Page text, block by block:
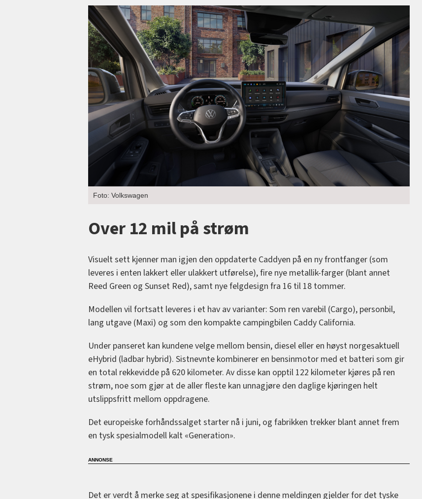
Foto: Volkswagen
Over 12 mil på strøm
Visuelt sett kjenner man igjen den oppdaterte Caddyen på en ny frontfanger (som
leveres i enten lakkert eller ulakkert utførelse), fire nye metallik-farger (blant annet
Reed Green og Sunset Red), samt nye felgdesign fra 16 til 18 tommer.
Modellen vil fortsatt leveres i et hav av varianter: Som ren varebil (Cargo), personbil,
lang utgave (Maxi) og som den kompakte campingbilen Caddy California.
Under panseret kan kundene velge mellom bensin, diesel eller en høyst norgesaktuell
eHybrid (ladbar hybrid). Sistnevnte kombinerer en bensinmotor med et batteri som gir
en total rekkevidde på 620 kilometer. Av disse kan opptil 122 kilometer kjøres på ren
strøm, noe som gjør at de aller fleste kan unnagjøre den daglige kjøringen helt
utslippsfritt mellom oppdragene.
Det europeiske forhåndssalget starter nå i juni, og fabrikken trekker blant annet frem
en tysk spesialmodell kalt «Generation».
Det er verdt å merke seg at spesifikasjonene i denne meldingen gjelder for det tyske